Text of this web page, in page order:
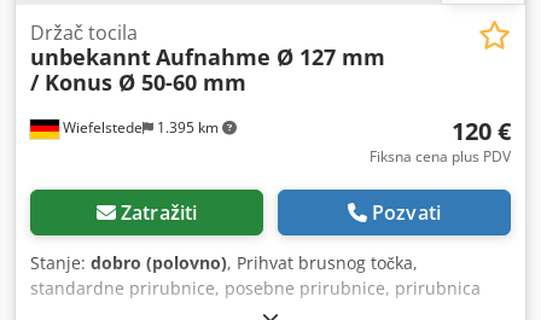
Wiefelstede 1.395 km
Držač tocila
unbekanntAufnahme Ø 127 mm
/ Konus Ø 50-60 mm
120 €
Fiksna cena plus PDV
Zatražiti Pozvati
Stanje: dobro (polovno), Prihvat brusnog točka,
standardne prirubnice, posebne prirubnice, prirubnica
brusnog točka Csdpfx Aewvp Dkoqwsrf -Prihvat brusnog